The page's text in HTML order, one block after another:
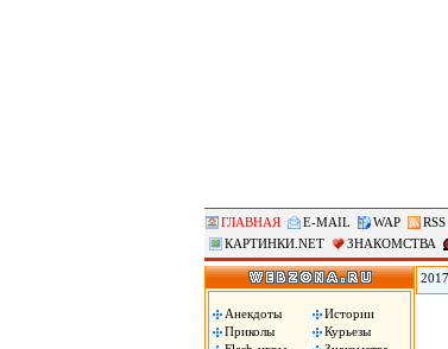
ГЛАВНАЯ E-MAIL WAP RSS
КАРТИНКИ.NET
ЗНАКОМСТВА
Анекдоты
Истории
Приколы
Курьезы